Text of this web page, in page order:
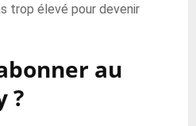
trop élevé pour devenir
au
?